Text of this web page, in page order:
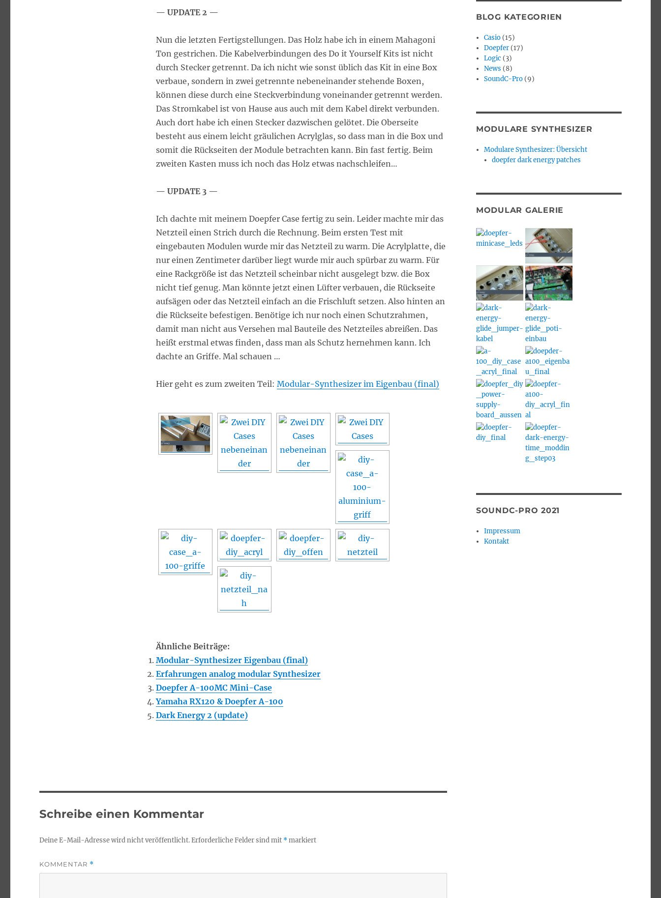
— UPDATE 2 —
Nun die letzten Fertigstellungen. Das Holz habe ich in einem Mahagoni
Ton gestrichen. Die Kabelverbindungen des Do it Yourself Kits ist nicht
durch Stecker getrennt. Da ich nicht wie sonst üblich das Kit in eine Box
verbaue, sondern in zwei getrennte nebeneinander stehende Boxen,
können diese durch eine Steckverbindung voneinander getrennt werden.
Das Stromkabel ist von Hause aus auch mit dem Kabel direkt verbunden.
Auch dort habe ich einen Stecker dazwischen gelötet. Die Oberseite
besteht aus einem leicht gräulichen Acrylglas, so dass man in die Box und
somit die Rückseiten der Module betrachten kann. Bin fast fertig. Beim
zweiten Kasten muss ich noch das Holz etwas nachschleifen…
— UPDATE 3 —
Ich dachte mit meinem Doepfer Case fertig zu sein. Leider machte mir das
Netzteil einen Strich durch die Rechnung. Beim ersten Test mit
eingebauten Modulen wurde mir das Netzteil zu warm. Die Acrylplatte, die
nur einen Zentimeter darüber liegt wurde mir auch spürbar zu warm. Für
eine Rackgröße ist das Netzteil scheinbar nicht ausgelegt bzw. die Box
nicht tief genug. Man könnte jetzt einen Lüfter verbauen, die Rückseite
aufsägen oder das Netzteil einfach an die Frischluft setzen. Also hinten an
die Rückseite befestigen. Benötige ich nur noch einen Schutzrahmen,
damit man nicht aus Versehen mal Bauteile des Netzteiles abreißen. Das
heißt erstmal etwas finden, dass man als Schutz hernehmen kann. Ich
dachte an Griffe. Mal schauen …
Hier geht es zum zweiten Teil: Modular-Synthesizer im Eigenbau (final)
Ähnliche Beiträge:
Modular-Synthesizer Eigenbau (final)
Erfahrungen analog modular Synthesizer
Doepfer A-100MC Mini-Case
Yamaha RX120 & Doepfer A-100
Dark Energy 2 (update)
Schreibe einen Kommentar
Deine E-Mail-Adresse wird nicht veröffentlicht.Erforderliche Felder sind mit *markiert
KOMMENTAR *
BLOG KATEGORIEN
Casio (15)
Doepfer (17)
Logic (3)
News (8)
SoundC-Pro (9)
MODULARE SYNTHESIZER
Modulare Synthesizer: Übersicht
doepfer dark energy patches
MODULAR GALERIE
SOUNDC-PRO 2021
Impressum
Kontakt